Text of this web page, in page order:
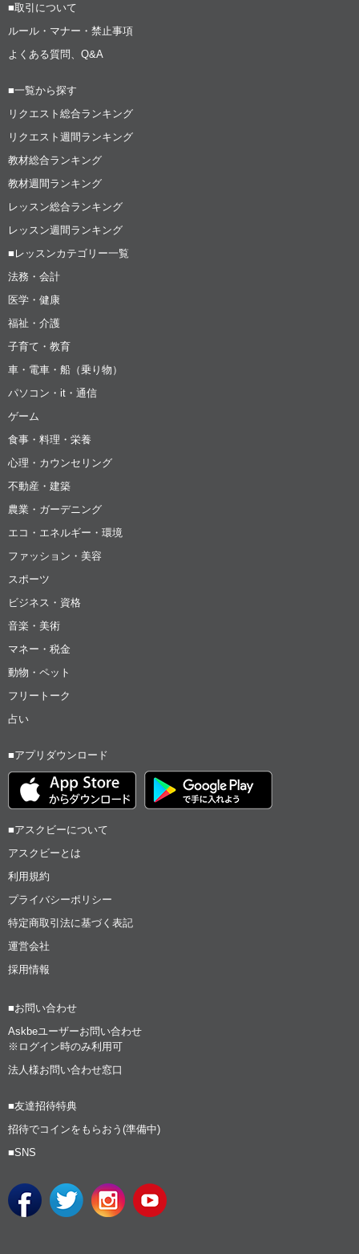
■取引について
ルール・マナー・禁止事項
よくある質問、Q&A
■一覧から探す
リクエスト総合ランキング
リクエスト週間ランキング
教材総合ランキング
教材週間ランキング
レッスン総合ランキング
レッスン週間ランキング
■レッスンカテゴリー一覧
法務・会計
医学・健康
福祉・介護
子育て・教育
車・電車・船（乗り物）
パソコン・it・通信
ゲーム
食事・料理・栄養
心理・カウンセリング
不動産・建築
農業・ガーデニング
エコ・エネルギー・環境
ファッション・美容
スポーツ
ビジネス・資格
音楽・美術
マネー・税金
動物・ペット
フリートーク
占い
■アプリダウンロード
■アスクビーについて
アスクビーとは
利用規約
プライバシーポリシー
特定商取引法に基づく表記
運営会社
採用情報
■お問い合わせ
Askbeユーザーお問い合わせ
※ログイン時のみ利用可
法人様お問い合わせ窓口
■友達招待特典
招待でコインをもらおう(準備中)
■SNS